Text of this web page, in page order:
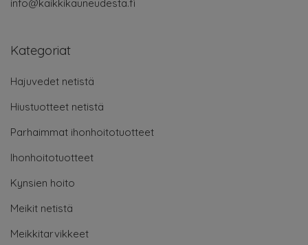
info@kaikkikauneudesta.fi
Kategoriat
Hajuvedet netistä
Hiustuotteet netistä
Parhaimmat ihonhoitotuotteet
Ihonhoitotuotteet
Kynsien hoito
Meikit netistä
Meikkitarvikkeet